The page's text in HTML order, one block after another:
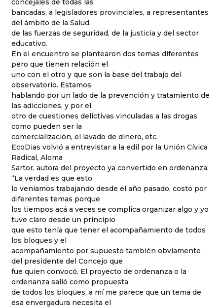
concejales de todas las
bancadas, a legisladores provinciales, a representantes
del ámbito de la Salud,
de las fuerzas de seguridad, de la justicia y del sector
educativo.
En el encuentro se plantearon dos temas diferentes
pero que tienen relación el
uno con el otro y que son la base del trabajo del
observatorio. Estamos
hablando por un lado de la prevención y tratamiento de
las adicciones, y por el
otro de cuestiones delictivas vinculadas a las drogas
como pueden ser la
comercialización, el lavado de dinero, etc.
EcoDias volvió a entrevistar a la edil por la Unión Cívica
Radical, Aloma
Sartor, autora del proyecto ya convertido en ordenanza:
“La verdad es que esto
lo veníamos trabajando desde el año pasado, costó por
diferentes temas porque
los tiempos acá a veces se complica organizar algo y yo
tuve claro desde un principio
que esto tenía que tener el acompañamiento de todos
los bloques y el
acompañamiento por supuesto también obviamente
del presidente del Concejo que
fue quien convocó. El proyecto de ordenanza o la
ordenanza salió como propuesta
de todos los bloques, a mí me parece que un tema de
esa envergadura necesita el